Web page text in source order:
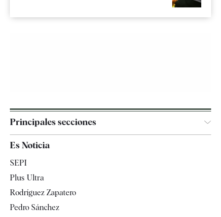
Principales secciones
España
Televisión
Es Noticia
SEPI
Plus Ultra
Rodríguez Zapatero
Pedro Sánchez